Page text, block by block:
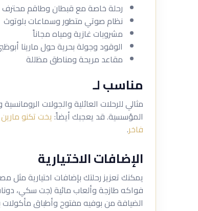
رحلة خاصة مع قبطان وطاقم محترف
نظام صوتي متطور وسماعات بلوتوث
مشروبات غازية ومياه مجاناً
الوقود وجولة بحرية حول مارينا
مقاعد مريحة ومناطق مظللة
مناسب لـ
مثالي للرحلات العائلية والجولات
المؤسسية. قد يعجبك أيضاً:يخت تكنو مارين
فاخر.
الإضافات الاختيارية
يمكنك تعزيز رحلتك بإضافات اختيارية
فواكه طازجة وألعاب مائية (جت سكي،
الضيافة من بوفيه مفتوح وأطباق